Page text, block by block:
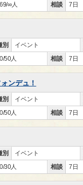
∞人 相談 7日
別 イベント
50人 相談 7日
ンデュ！
別 イベント
50人 相談 7日
別 イベント
30人 相談 7日